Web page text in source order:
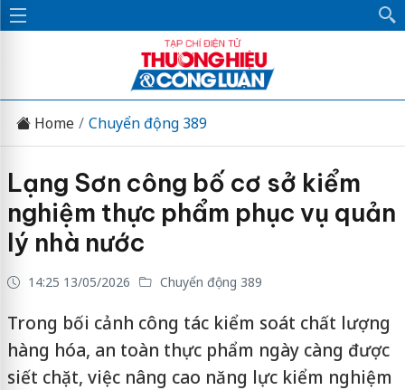
Home Chuyển động 389
Lạng Sơn công bố cơ sở kiểm
nghiệm thực phẩm phục vụ quản
lý nhà nước
14:25 13/05/2026 Chuyển động 389
Trong bối cảnh công tác kiểm soát chất lượng
hàng hóa, an toàn thực phẩm ngày càng được
siết chặt, việc nâng cao năng lực kiểm nghiệm